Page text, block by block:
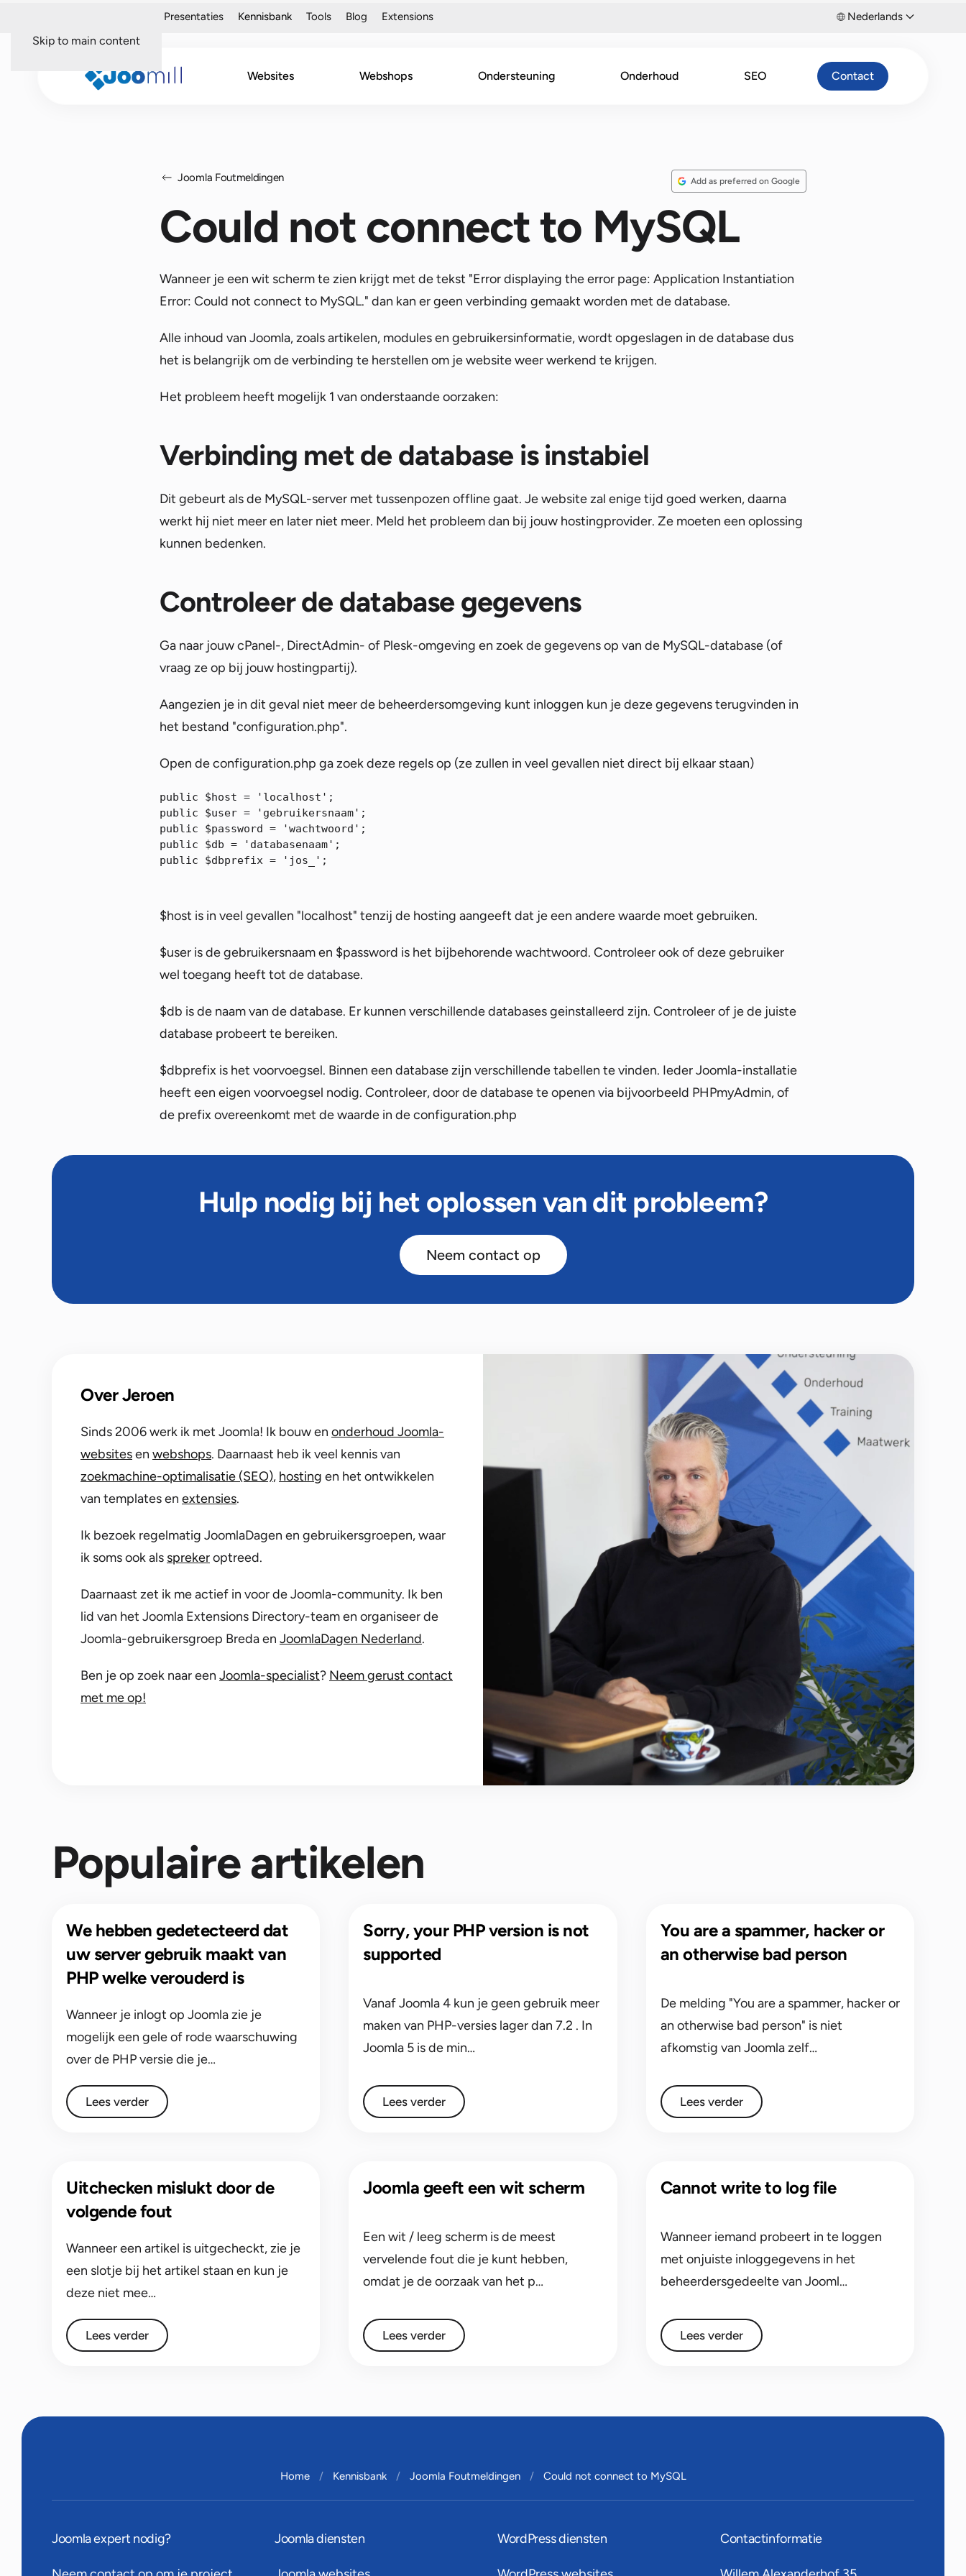
Skip to main content
Presentaties Kennisbank Tools Blog Extensions Nederlands
Websites Webshops Ondersteuning Onderhoud SEO Contact
Joomla Foutmeldingen Add as preferred on Google
Could not connect to MySQL
Wanneer je een wit scherm te zien krijgt met de tekst "Error displaying the error page: Application Instantiation
Error: Could not connect to MySQL." dan kan er geen verbinding gemaakt worden met de database.
Alle inhoud van Joomla, zoals artikelen, modules en gebruikersinformatie, wordt opgeslagen in de database dus
het is belangrijk om de verbinding te herstellen om je website weer werkend te krijgen.
Het probleem heeft mogelijk 1 van onderstaande oorzaken:
Verbinding met de database is instabiel
Dit gebeurt als de MySQL-server met tussenpozen offline gaat. Je website zal enige tijd goed werken, daarna
werkt hij niet meer en later niet meer. Meld het probleem dan bij jouw hostingprovider. Ze moeten een oplossing
kunnen bedenken.
Controleer de database gegevens
Ga naar jouw cPanel-, DirectAdmin- of Plesk-omgeving en zoek de gegevens op van de MySQL-database (of
vraag ze op bij jouw hostingpartij).
Aangezien je in dit geval niet meer de beheerdersomgeving kunt inloggen kun je deze gegevens terugvinden in
het bestand "configuration.php".
Open de configuration.php ga zoek deze regels op (ze zullen in veel gevallen niet direct bij elkaar staan)
public $host = 'localhost';
public $user = 'gebruikersnaam';
public $password = 'wachtwoord';
public $db = 'databasenaam';
public $dbprefix = 'jos_';
$host is in veel gevallen "localhost" tenzij de hosting aangeeft dat je een andere waarde moet gebruiken.
$user is de gebruikersnaam en $password is het bijbehorende wachtwoord. Controleer ook of deze gebruiker
wel toegang heeft tot de database.
$db is de naam van de database. Er kunnen verschillende databases geinstalleerd zijn. Controleer of je de juiste
database probeert te bereiken.
$dbprefix is het voorvoegsel. Binnen een database zijn verschillende tabellen te vinden. Ieder Joomla-installatie
heeft een eigen voorvoegsel nodig. Controleer, door de database te openen via bijvoorbeeld PHPmyAdmin, of
de prefix overeenkomt met de waarde in de configuration.php
Hulp nodig bij het oplossen van dit probleem?
Neem contact op
Over Jeroen
Sinds 2006 werk ik met Joomla! Ik bouw en onderhoud Joomla-
websitesen webshops. Daarnaast heb ik veel kennis van
zoekmachine-optimalisatie (SEO), hosting en het ontwikkelen
van templates en extensies.
Ik bezoek regelmatig JoomlaDagen en gebruikersgroepen, waar
ik soms ook als sprekeroptreed.
Daarnaast zet ik me actief in voor de Joomla-community. Ik ben
lid van het Joomla Extensions Directory-team en organiseer de
Joomla-gebruikersgroep Breda en JoomlaDagen Nederland.
Ben je op zoek naar een Joomla-specialist? Neem gerust contact
met me op!
Populaire artikelen
We hebben gedetecteerd dat
uw server gebruik maakt van
PHP welke verouderd is
Wanneer je inlogt op Joomla zie je
mogelijk een gele of rode waarschuwing
over de PHP versie die je…
Lees verder
Sorry, your PHP version is not
supported
Vanaf Joomla 4 kun je geen gebruik meer
maken van PHP-versies lager dan 7.2 . In
Joomla 5 is de min…
Lees verder
You are a spammer, hacker or
an otherwise bad person
De melding "You are a spammer, hacker or
an otherwise bad person" is niet
afkomstig van Joomla zelf…
Lees verder
Uitchecken mislukt door de
volgende fout
Wanneer een artikel is uitgecheckt, zie je
een slotje bij het artikel staan en kun je
deze niet mee…
Lees verder
Joomla geeft een wit scherm
Een wit / leeg scherm is de meest
vervelende fout die je kunt hebben,
omdat je de oorzaak van het p…
Lees verder
Cannot write to log file
Wanneer iemand probeert in te loggen
met onjuiste inloggegevens in het
beheerdersgedeelte van Jooml…
Lees verder
Home Kennisbank Joomla Foutmeldingen Could not connect to MySQL
Joomla expert nodig? Joomla diensten WordPress diensten Contactinformatie